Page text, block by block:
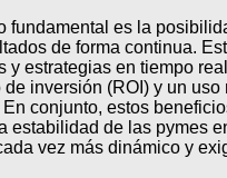
fundamental es la
de forma continua.
y estrategias en tiempo
de inversión (ROI) y un uso
conjunto, estos
estabilidad de las pymes
vez más dinámico y